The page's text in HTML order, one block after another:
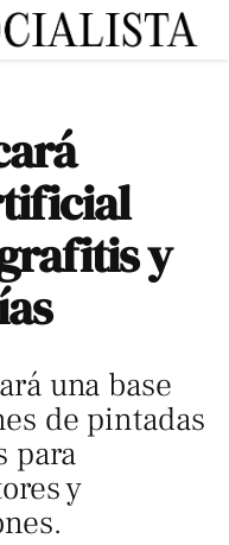
y
una base
de pintadas
para
y